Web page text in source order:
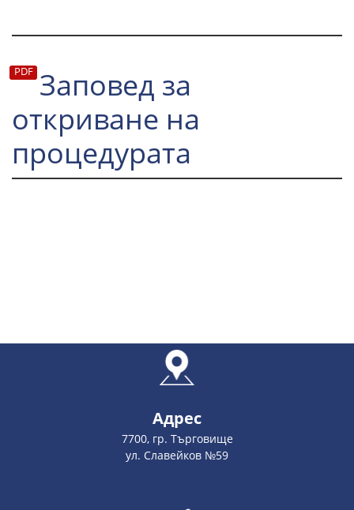
Заповед за
откриване на
процедурата
Адрес
7700, гр. Търговище
ул. Славейков №59